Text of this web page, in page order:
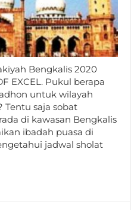
Bengkalis 2020
EXCEL. Pukul berapa
untuk wilayah
Tentu saja sobat
di kawasan Bengkalis
ibadah puasa di
jadwal sholat